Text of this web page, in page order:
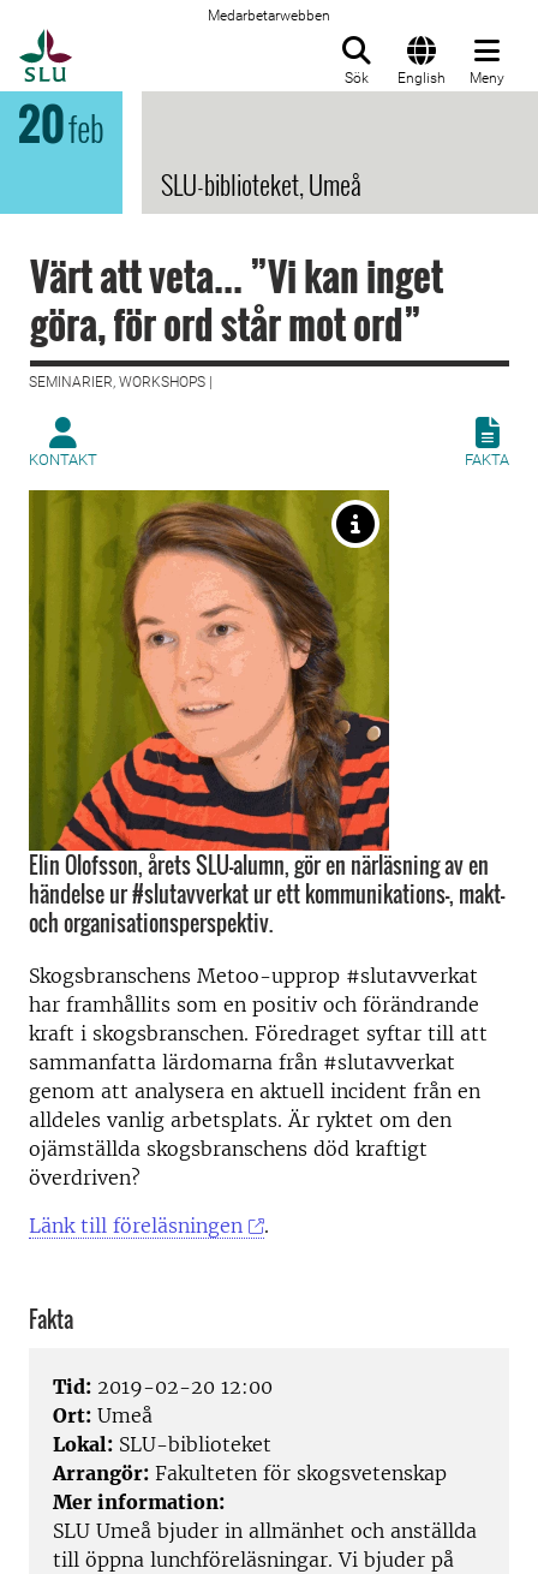
Medarbetarwebben
Sök English Meny
20feb
SLU-biblioteket, Umeå
Värt att veta... ”Vi kan inget
göra, för ord står mot ord”
SEMINARIER, WORKSHOPS |
KONTAKT FAKTA
Elin Olofsson, årets SLU-alumn, gör en närläsning av en
händelse ur #slutavverkat ur ett kommunikations-, makt-
och organisationsperspektiv.
Skogsbranschens Metoo-upprop #slutavverkat
har framhållits som en positiv och förändrande
kraft i skogsbranschen. Föredraget syftar till att
sammanfatta lärdomarna från #slutavverkat
genom att analysera en aktuell incident från en
alldeles vanlig arbetsplats. Är ryktet om den
ojämställda skogsbranschens död kraftigt
överdriven?
Länk till föreläsningen
.
Fakta
Tid: 2019-02-20 12:00
Ort: Umeå
Lokal: SLU-biblioteket
Arrangör: Fakulteten för skogsvetenskap
Mer information:
SLU Umeå bjuder in allmänhet och anställda
till öppna lunchföreläsningar. Vi bjuder på